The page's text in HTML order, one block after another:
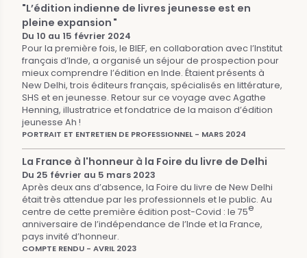
"L’édition indienne de livres jeunesse est en
pleine expansion "
Du 10 au 15 février 2024
Pour la première fois, le BIEF, en collaboration avec l’Institut
français d’Inde, a organisé un séjour de prospection pour
mieux comprendre l’édition en Inde. Étaient présents à
New Delhi, trois éditeurs français, spécialisés en littérature,
SHS et en jeunesse. Retour sur ce voyage avec Agathe
Henning, illustratrice et fondatrice de la maison d’édition
jeunesse Ah !
PORTRAIT ET ENTRETIEN DE PROFESSIONNEL - MARS 2024
La France à l'honneur à la Foire du livre de Delhi
Du 25 février au 5 mars 2023
Après deux ans d’absence, la Foire du livre de New Delhi
était très attendue par les professionnels et le public. Au
centre de cette première édition post-Covid : le 75e
anniversaire de l’indépendance de l’Inde et la France,
pays invité d’honneur.
COMPTE RENDU - AVRIL 2023